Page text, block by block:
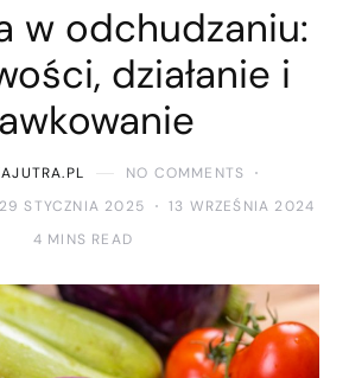
w odchudzaniu:
działanie i
NO COMMENTS
STYCZNIA 2025
13 WRZEŚNIA 2024
4 MINS READ